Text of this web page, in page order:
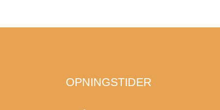
OPNINGSTIDER